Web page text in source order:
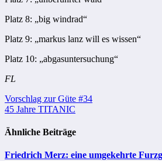
Platz 8: „big windrad“
Platz 9: „markus lanz will es wissen“
Platz 10: „abgasuntersuchung“
FL
Beitragsnavigation
Vorschlag zur Güte #34
45 Jahre TITANIC
Ähnliche Beiträge
Friedrich Merz: eine umgekehrte